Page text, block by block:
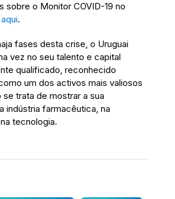
sobre o Monitor COVID-19 no
aqui.
fases desta crise, o Uruguai
vez no seu talento e capital
qualificado, reconhecido
um dos activos mais valiosos
se trata de mostrar a sua
indústria farmacêutica, na
tecnologia.